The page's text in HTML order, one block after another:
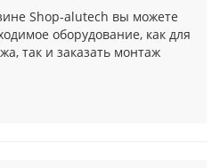
Shop-alutech вы можете
оборудование, как для
так и заказать монтаж